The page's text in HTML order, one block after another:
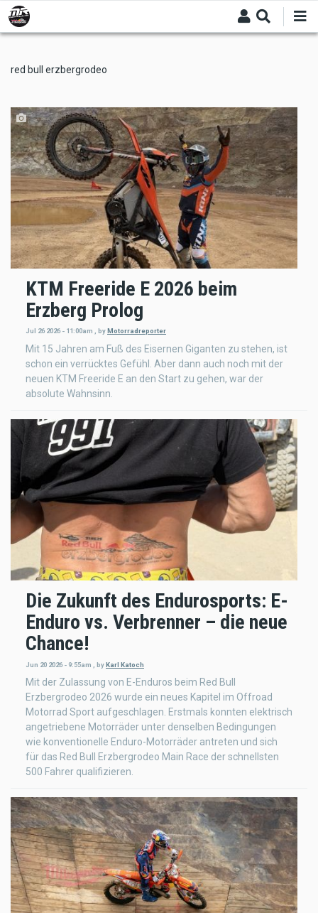
Skip
to
main
red bull erzbergrodeo
KTM Freeride E 2026 beim
Erzberg Prolog
Jul 26 2026 - 11:00am , by Motorradreporter
Mit 15 Jahren am Fuß des Eisernen Giganten zu stehen, ist
schon ein verrücktes Gefühl. Aber dann auch noch mit der
neuen KTM Freeride E an den Start zu gehen, war der
absolute Wahnsinn.
Die Zukunft des Endurosports: E-
Enduro vs. Verbrenner – die neue
Chance!
Jun 20 2026 - 9:55am byKarl Katoch
Mit der Zulassung von E-Enduros beim Red Bull
Erzbergrodeo 2026 wurde ein neues Kapitel im Offroad
Motorrad Sport aufgeschlagen. Erstmals konnten elektrisch
angetriebene Motorräder unter denselben Bedingungen
wie konventionelle Enduro-Motorräder antreten und sich
für das Red Bull Erzbergrodeo Main Race der schnellsten
500 Fahrer qualifizieren.